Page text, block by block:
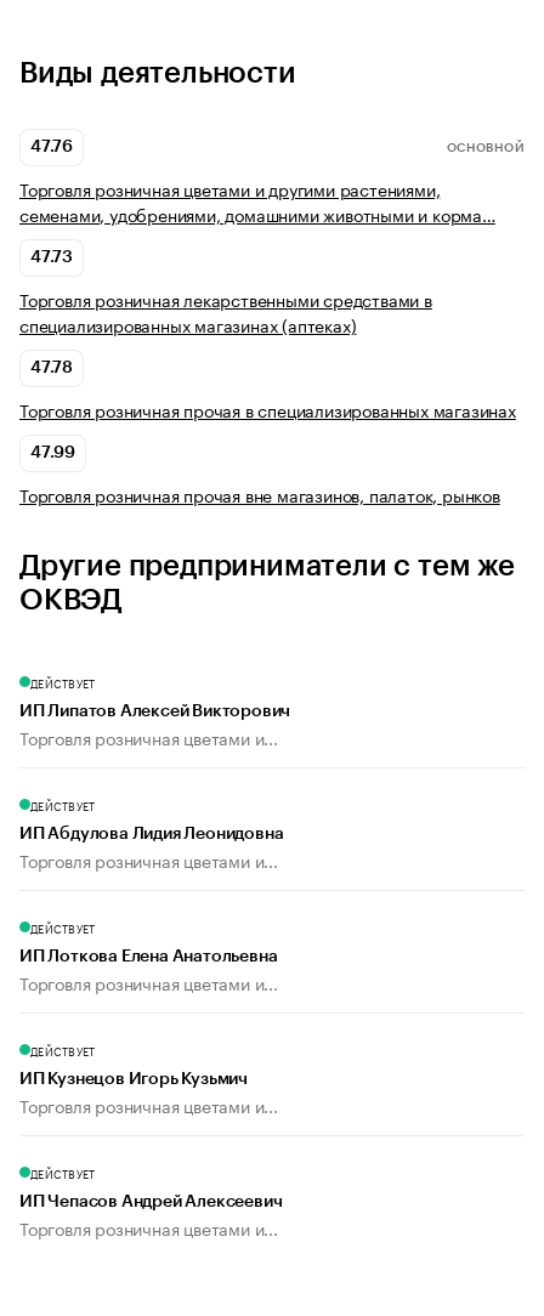
Виды деятельности
47.76 ОСНОВНОЙ
Торговля розничная цветами и другими растениями,
семенами, удобрениями, домашними животными и корма…
47.73
Торговля розничная лекарственными средствами в
специализированных магазинах (аптеках)
47.78
Торговля розничная прочая в специализированных магазинах
47.99
Торговля розничная прочая вне магазинов, палаток, рынков
Другие предприниматели с тем же
ОКВЭД
ДЕЙСТВУЕТ
ИП Липатов Алексей Викторович
Торговля розничная цветами и...
ДЕЙСТВУЕТ
ИП Абдулова Лидия Леонидовна
Торговля розничная цветами и...
ДЕЙСТВУЕТ
ИП Лоткова Елена Анатольевна
Торговля розничная цветами и...
ДЕЙСТВУЕТ
ИП Кузнецов Игорь Кузьмич
Торговля розничная цветами и...
ДЕЙСТВУЕТ
ИП Чепасов Андрей Алексеевич
Торговля розничная цветами и...